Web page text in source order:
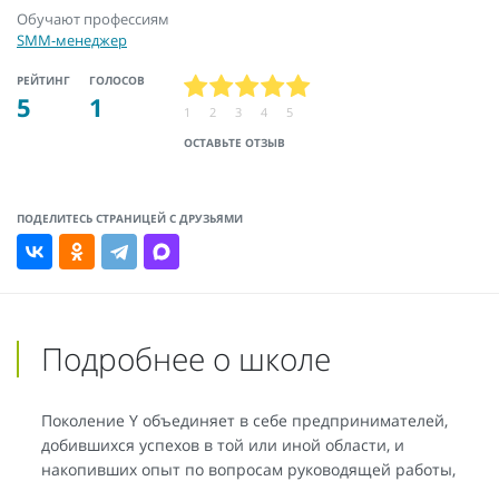
Обучают профессиям
SMM-менеджер
РЕЙТИНГ
5
ГОЛОСОВ
1
ОСТАВЬТЕ ОТЗЫВ
1 2 3 4 5
ПОДЕЛИТЕСЬ СТРАНИЦЕЙ С ДРУЗЬЯМИ
Подробнее о школе
Поколение Y объединяет в себе предпринимателей,
добившихся успехов в той или иной области, и
накопивших опыт по вопросам руководящей работы,